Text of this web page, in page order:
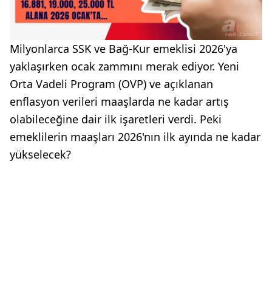
Milyonlarca SSK ve Bağ-Kur emeklisi 2026'ya
yaklaşırken ocak zammını merak ediyor. Yeni
Orta Vadeli Program (OVP) ve açıklanan
enflasyon verileri maaşlarda ne kadar artış
olabileceğine dair ilk işaretleri verdi. Peki
emeklilerin maaşları 2026'nın ilk ayında ne kadar
yükselecek?